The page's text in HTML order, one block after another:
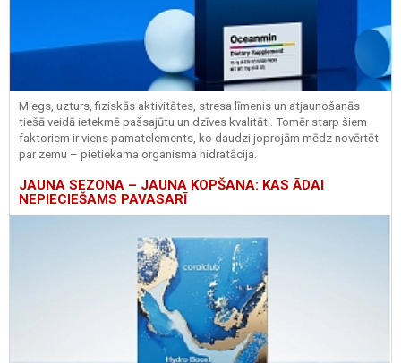
Miegs, uzturs, fiziskās aktivitātes, stresa līmenis un atjaunošanās
tiešā veidā ietekmē pašsajūtu un dzīves kvalitāti. Tomēr starp šiem
faktoriem ir viens pamatelements, ko daudzi joprojām mēdz novērtēt
par zemu – pietiekama organisma hidratācija.
JAUNA SEZONA – JAUNA KOPŠANA: KAS ĀDAI
NEPIECIEŠAMS PAVASARĪ